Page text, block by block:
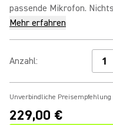
passende Mikrofon.
Mehr erfahren
Anzahl:
Unverbindliche Preisempfehlung
229,00 €